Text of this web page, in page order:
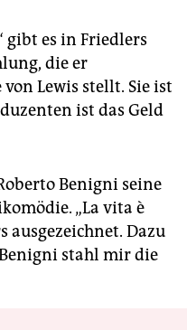
gibt es in Friedlers
die er
Lewis stellt. Sie ist
ist das Geld
Benigni seine
„La vita è
ausgezeichnet. Dazu
Benigni stahl mir die